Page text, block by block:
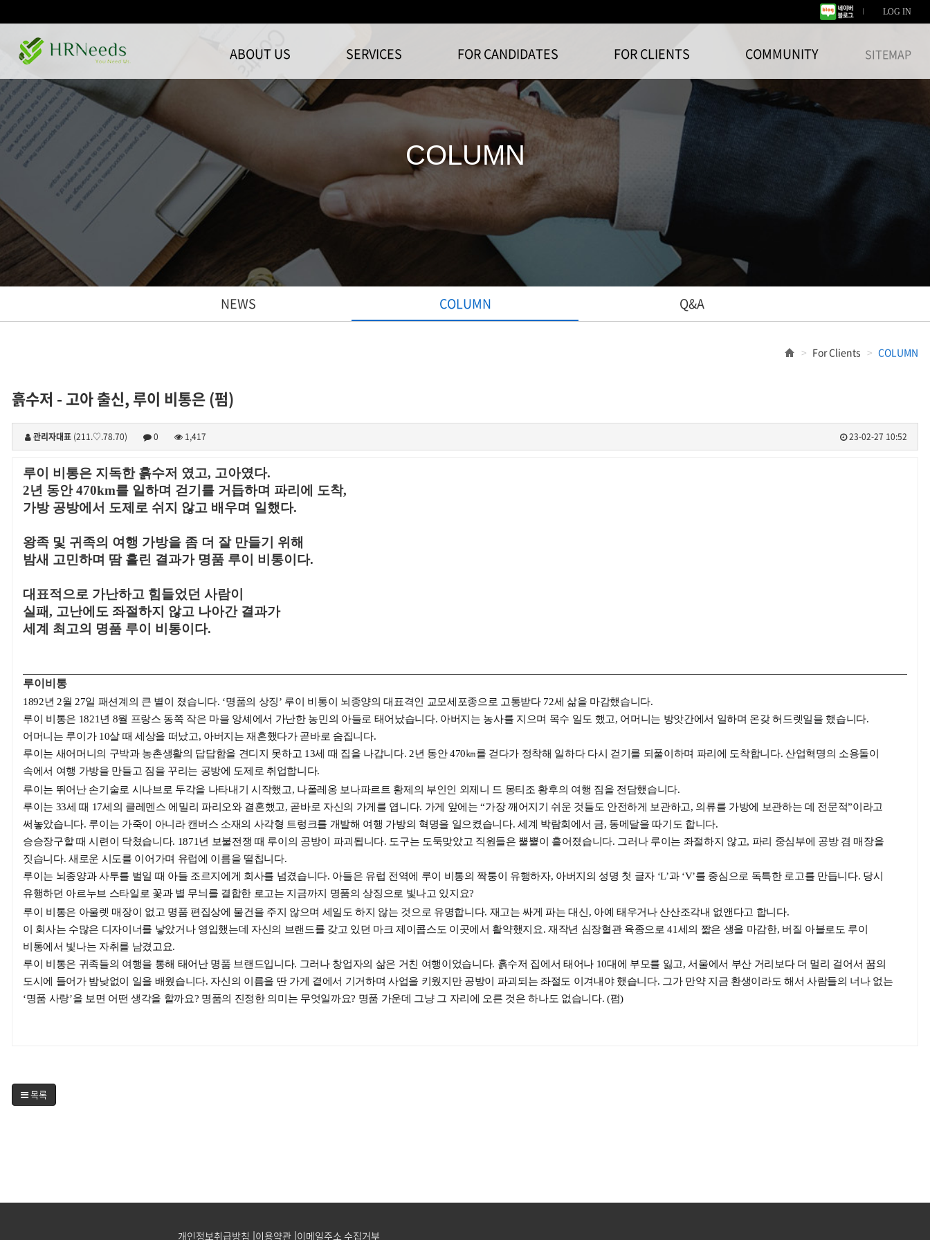
LOG IN
ABOUT US SERVICES FOR CANDIDATES FOR CLIENTS COMMUNITY SITEMAP
COLUMN
NEWS COLUMN Q&A
For Clients COLUMN
흙수저 - 고아 출신, 루이 비통은 (펌)
관리자대표 (211.♡.78.70) 0 1,417 23-02-27 10:52
루이 비통은 지독한 흙수저 였고, 고아였다.
2년 동안 470km를 일하며 걷기를 거듭하며 파리에 도착,
가방 공방에서 도제로 쉬지 않고 배우며 일했다.
왕족 및 귀족의 여행 가방을 좀 더 잘 만들기 위해
밤새 고민하며 땀 흘린 결과가 명품 루이 비통이다.
대표적으로 가난하고 힘들었던 사람이
실패, 고난에도 좌절하지 않고 나아간 결과가
세계 최고의 명품 루이 비통이다.
루이비통
1892년 2월 27일 패션계의 큰 별이 졌습니다. ‘명품의 상징’ 루이 비통이 뇌종양의 대표격인 교모세포종으로 고통받다 72세 삶을 마감했습니다.
루이 비통은 1821년 8월 프랑스 동쪽 작은 마을 앙셰에서 가난한 농민의 아들로 태어났습니다. 아버지는 농사를 지으며 목수 일도 했고, 어머니는 방앗간에서 일하며 온갖 허드렛일을 했습니다.
어머니는 루이가 10살 때 세상을 떠났고, 아버지는 재혼했다가 곧바로 숨집니다.
루이는 새어머니의 구박과 농촌생활의 답답함을 견디지 못하고 13세 때 집을 나갑니다. 2년 동안 470㎞를 걷다가 정착해 일하다 다시 걷기를 되풀이하며 파리에 도착합니다. 산업혁명의 소용돌이
속에서 여행 가방을 만들고 짐을 꾸리는 공방에 도제로 취업합니다.
루이는 뛰어난 손기술로 시나브로 두각을 나타내기 시작했고, 나폴레옹 보나파르트 황제의 부인인 외제니 드 몽티조 황후의 여행 짐을 전담했습니다.
루이는 33세 때 17세의 클레멘스 에밀리 파리오와 결혼했고, 곧바로 자신의 가게를 엽니다. 가게 앞에는 “가장 깨어지기 쉬운 것들도 안전하게 보관하고, 의류를 가방에 보관하는 데 전문적”이라고
써놓았습니다. 루이는 가죽이 아니라 캔버스 소재의 사각형 트렁크를 개발해 여행 가방의 혁명을 일으켰습니다. 세계 박람회에서 금, 동메달을 따기도 합니다.
승승장구할 때 시련이 닥쳤습니다. 1871년 보불전쟁 때 루이의 공방이 파괴됩니다. 도구는 도둑맞았고 직원들은 뿔뿔이 흩어졌습니다. 그러나 루이는 좌절하지 않고, 파리 중심부에 공방 겸 매장을
짓습니다. 새로운 시도를 이어가며 유럽에 이름을 떨칩니다.
루이는 뇌종양과 사투를 벌일 때 아들 조르지에게 회사를 넘겼습니다. 아들은 유럽 전역에 루이 비통의 짝퉁이 유행하자, 아버지의 성명 첫 글자 ‘L’과 ‘V’를 중심으로 독특한 로고를 만듭니다. 당시
유행하던 아르누브 스타일로 꽃과 별 무늬를 결합한 로고는 지금까지 명품의 상징으로 빛나고 있지요?
루이 비통은 아울렛 매장이 없고 명품 편집상에 물건을 주지 않으며 세일도 하지 않는 것으로 유명합니다. 재고는 싸게 파는 대신, 아예 태우거나 산산조각내 없앤다고 합니다.
이 회사는 수많은 디자이너를 낳았거나 영입했는데 자신의 브랜드를 갖고 있던 마크 제이콥스도 이곳에서 활약했지요. 재작년 심장혈관 육종으로 41세의 짧은 생을 마감한, 버질 아블로도 루이
비통에서 빛나는 자취를 남겼고요.
루이 비통은 귀족들의 여행을 통해 태어난 명품 브랜드입니다. 그러나 창업자의 삶은 거친 여행이었습니다. 흙수저 집에서 태어나 10대에 부모를 잃고, 서울에서 부산 거리보다 더 멀리 걸어서 꿈의
도시에 들어가 밤낮없이 일을 배웠습니다. 자신의 이름을 딴 가게 곁에서 기거하며 사업을 키웠지만 공방이 파괴되는 좌절도 이겨내야 했습니다. 그가 만약 지금 환생이라도 해서 사람들의 너나 없는
‘명품 사랑’을 보면 어떤 생각을 할까요? 명품의 진정한 의미는 무엇일까요? 명품 가운데 그냥 그 자리에 오른 것은 하나도 없습니다. (펌)
목록
개인정보취급방침 이용약관 이메일주소 수집거부